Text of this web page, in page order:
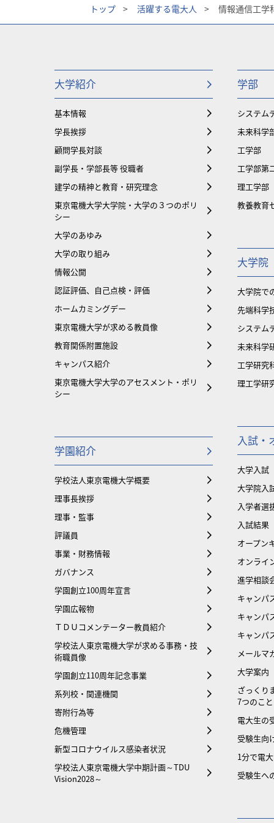
トップ > 活躍する電大人 > 情報通信工学
大学紹介
基本情報
学長挨拶
顧問学長対談
副学長・学部長等 役職者
建学の精神と教育・研究理念
東京電機大学大学院・大学の３つのポリ
シー
大学のあゆみ
大学の取り組み
情報公開
認証評価、自己点検・評価
ホームカミングデー
東京電機大学が求める教員像
教育関係附置施設
キャンパス紹介
東京電機大学大学のアセスメント・ポリ
シー
学園紹介
学校法人東京電機大学概要
理事長挨拶
理事・監事
評議員
事業・財務情報
ガバナンス
学園創立100周年宣言
学園広報物
ＴＤＵコメンテーター教員紹介
学校法人東京電機大学が求める事務・技
術職員像
学園創立110周年記念事業
系列校・関連機関
寄附行為等
危機管理
新型コロナウイルス感染者状況
学校法人東京電機大学中期計画～TDU
Vision2028～
学部
システム
未来科学
工学部
工学部第
理工学部
教養教育
大学院
大学院で
先端科学
システム
未来科学
工学研究
理工学研
入試・
大学入試
大学院入
入学者選
入試結果
オープン
オンライ
進学相談
キャンパ
キャンパ
キャンパ
メールマ
大学案内
ざっくり
7つのこと
電大生の
受験生向
1分で電
受験生へ